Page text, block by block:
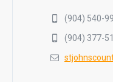
(904) 540-
(904) 377-